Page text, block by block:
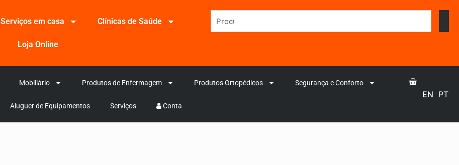
Serviços em casa Clínicas de Saúde
Loja Online
Mobiliário Produtos de Enfermagem Produtos Ortopédicos Segurança e Conforto
Aluguer de Equipamentos Serviços Conta
EN PT